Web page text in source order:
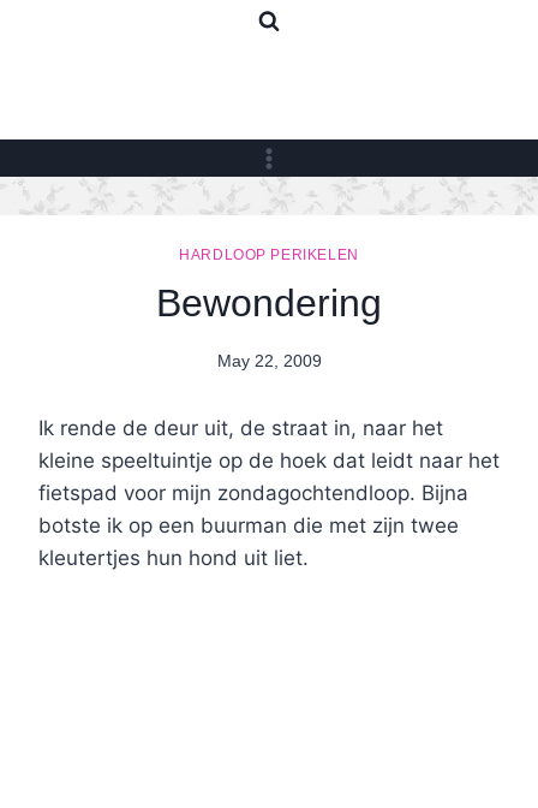
HARDLOOP PERIKELEN
Bewondering
By
May 22, 2009
Ik rende de deur uit, de straat in, naar het
kleine speeltuintje op de hoek dat leidt naar het
fietspad voor mijn zondagochtendloop. Bijna
botste ik op een buurman die met zijn twee
kleutertjes hun hond uit liet.